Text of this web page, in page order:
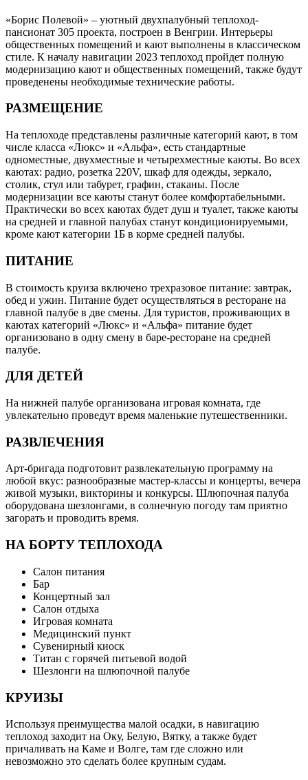
«Борис Полевой» – уютный двухпалубный теплоход-
пансионат 305 проекта, построен в Венгрии. Интерьеры
общественных помещений и кают выполнены в классическом
стиле. К началу навигации 2023 теплоход пройдет полную
модернизацию кают и общественных помещений, также будут
проведенены необходимые технические работы.
РАЗМЕЩЕНИЕ
На теплоходе представлены различные категорий кают, в том
числе класса «Люкс» и «Альфа», есть стандартные
одноместные, двухместные и четырехместные каюты. Во всех
каютах: радио, розетка 220V, шкаф для одежды, зеркало,
столик, стул или табурет, графин, стаканы. После
модернизации все каюты станут более комфортабельными.
Практически во всех каютах будет душ и туалет, также каюты
на средней и главной палубах станут кондиционируемыми,
кроме кают категории 1Б в корме средней палубы.
ПИТАНИЕ
В стоимость круиза включено трехразовое питание: завтрак,
обед и ужин. Питание будет осуществляться в ресторане на
главной палубе в две смены. Для туристов, проживающих в
каютах категорий «Люкс» и «Альфа» питание будет
организовано в одну смену в баре-ресторане на средней
палубе.
ДЛЯ ДЕТЕЙ
На нижней палубе организована игровая комната, где
увлекательно проведут время маленькие путешественники.
РАЗВЛЕЧЕНИЯ
Арт-бригада подготовит развлекательную программу на
любой вкус: разнообразные мастер-классы и концерты, вечера
живой музыки, викторины и конкурсы. Шлюпочная палуба
оборудована шезлонгами, в солнечную погоду там приятно
загорать и проводить время.
НА БОРТУ ТЕПЛОХОДА
Салон питания
Бар
Концертный зал
Салон отдыха
Игровая комната
Медицинский пункт
Сувенирный киоск
Титан с горячей питьевой водой
Шезлонги на шлюпочной палубе
КРУИЗЫ
Используя преимущества малой осадки, в навигацию
теплоход заходит на Оку, Белую, Вятку, а также будет
причаливать на Каме и Волге, там где сложно или
невозможно это сделать более крупным судам.